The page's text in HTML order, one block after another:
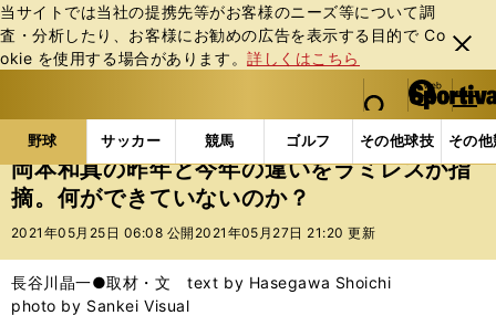
当サイトでは当社の提携先等がお客様のニーズ等について調
査・分析したり、お客様にお勧めの広告を表⽰する⽬的で Co
okie を使⽤する場合があります。詳しくはこちら
閉じ
る
web Sportiva (webスポルティーバ)
検索
マイペ
ー
ジ
メニュ
野球 サッカー 競馬 ゴルフ その他球技 その
b
ス
ポ
ル
バ
野球の記事一覧 プロ野球 岡本和真の昨年と今年の
岡本和真の昨年と今年の違いをラミレスが指
摘。何ができていないのか？
2021年05月25日 06:08 公開 2021年05月27日 21:20 更新
長谷川晶一●取材・文 text by Hasegawa Shoichi
photo by Sankei Visual